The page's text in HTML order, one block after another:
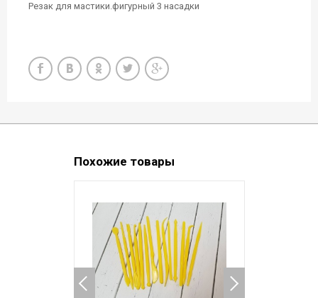
Резак для мастики.фигурный 3 насадки
Похожие товары